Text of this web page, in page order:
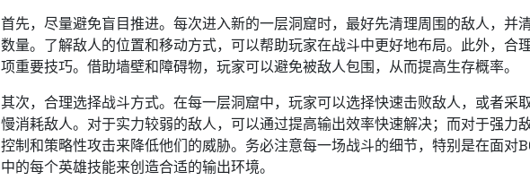
首先，尽量避免盲目推进。每次进入新的一层洞窟时，最好先清理周围的敌人，并
数量。了解敌人的位置和移动方式，可以帮助玩家在战斗中更好地布局。此外，合
项重要技巧。借助墙壁和障碍物，玩家可以避免被敌人包围，从而提高生存概率。
其次，合理选择战斗方式。在每一层洞窟中，玩家可以选择快速击败敌人，或者采
慢消耗敌人。对于实力较弱的敌人，可以通过提高输出效率快速解决；而对于强力
控制和策略性攻击来降低他们的威胁。务必注意每一场战斗的细节，特别是在面对
中的每个英雄技能来创造合适的输出环境。